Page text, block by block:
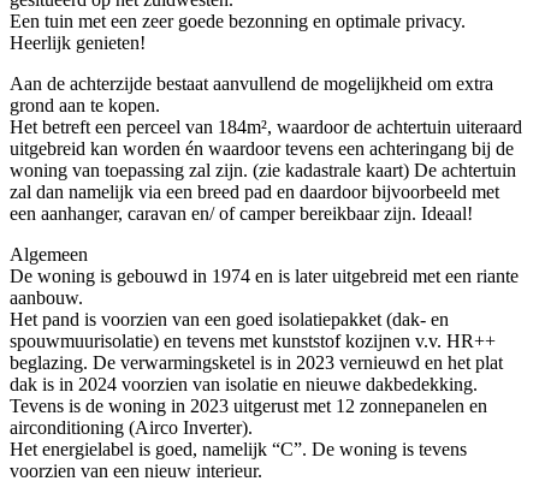
Een tuin met een zeer goede bezonning en optimale privacy.
Heerlijk genieten!
Aan de achterzijde bestaat aanvullend de mogelijkheid om extra
grond aan te kopen.
Het betreft een perceel van 184m², waardoor de achtertuin uiteraard
uitgebreid kan worden én waardoor tevens een achteringang bij de
woning van toepassing zal zijn. (zie kadastrale kaart) De achtertuin
zal dan namelijk via een breed pad en daardoor bijvoorbeeld met
een aanhanger, caravan en/ of camper bereikbaar zijn. Ideaal!
Algemeen
De woning is gebouwd in 1974 en is later uitgebreid met een riante
aanbouw.
Het pand is voorzien van een goed isolatiepakket (dak- en
spouwmuurisolatie) en tevens met kunststof kozijnen v.v. HR++
beglazing. De verwarmingsketel is in 2023 vernieuwd en het plat
dak is in 2024 voorzien van isolatie en nieuwe dakbedekking.
Tevens is de woning in 2023 uitgerust met 12 zonnepanelen en
airconditioning (Airco Inverter).
Het energielabel is goed, namelijk “C”. De woning is tevens
voorzien van een nieuw interieur.